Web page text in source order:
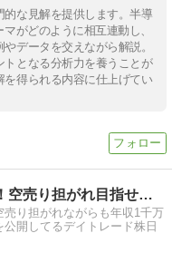
な見解を提供します。半導
がどのように相互連動し、
データを交えながら解説。
となる分析力を養うことが
得られる内容に仕上げてい
デイトレード株生活！空売り担がれ目指せ年収1千万
り担がれながらも年収1千万
開してるデイトレード株日